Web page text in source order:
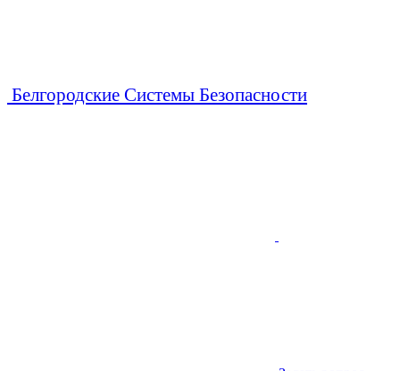
Белгородские Системы Безопасности